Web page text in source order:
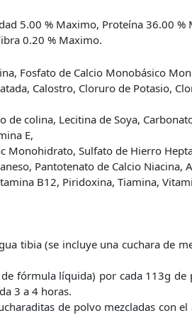
5.00 % Maximo, Proteína 36.00 %
0.20 % Maximo.
Fosfato de Calcio Monobásico
Calostro, Cloruro de Potasio,
de colina, Lecitina de Soya,
E,
Monohidrato, Sulfato de Hierro
Pantotenato de Calcio Niacina,
B12, Piridoxina, Tiamina,
tibia (se incluye una cuchara de
fórmula líquida) por cada 113g de
3 a 4 horas.
de polvo mezcladas con